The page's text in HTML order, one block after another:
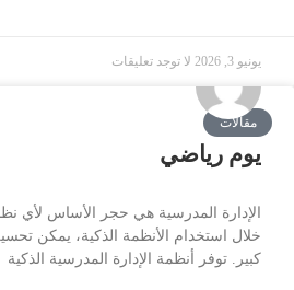
يونيو 3, 2026 لا توجد تعليقات
مقالات
يوم رياضي
الإدارة المدرسية هي حجر الأساس لأي
خلال استخدام الأنظمة الذكية، يمكن
كبير. توفر أنظمة الإدارة المدرسية الذكية